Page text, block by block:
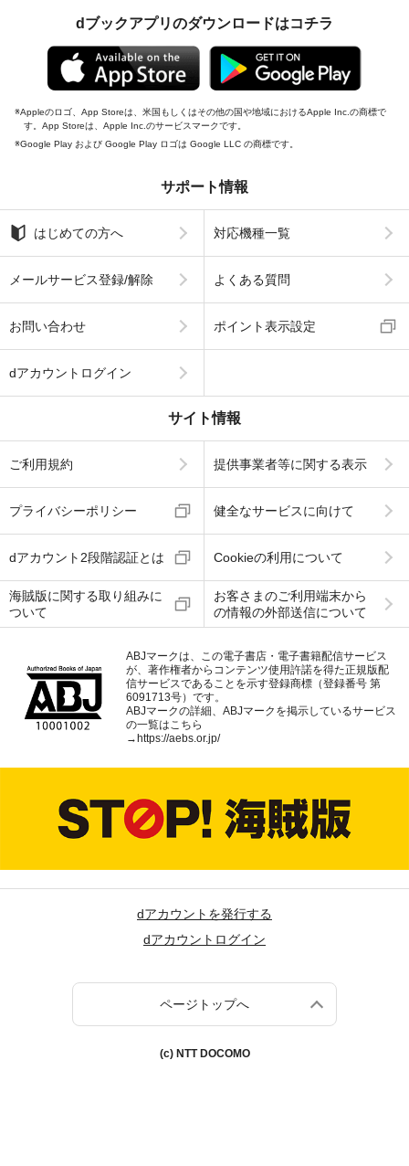
dブックアプリのダウンロードはコチラ
Appleのロゴ、App Storeは、米国もしくはその他の国や地域におけるApple Inc.の商標で
す。App Storeは、Apple Inc.のサービスマークです。
Google Play および Google Play ロゴは Google LLC の商標です。
サポート情報
はじめての方へ 対応機種一覧
メールサービス登録/解除 よくある質問
お問い合わせ ポイント表示設定
dアカウントログイン
サイト情報
ご利用規約 提供事業者等に関する表示
プライバシーポリシー 健全なサービスに向けて
dアカウント2段階認証とは Cookieの利用について
海賊版に関する取り組みに
ついて
お客さまのご利用端末から
の情報の外部送信について
ABJマークは、この電子書店・電子書籍配信サービス
が、著作権者からコンテンツ使用許諾を得た正規版配
信サービスであることを示す登録商標（登録番号 第
6091713号）です。
ABJマークの詳細、ABJマークを掲示しているサービス
の一覧はこちら
→ https://aebs.or.jp/
dアカウントを発行する
dアカウントログイン
ページトップへ
(c) NTT DOCOMO